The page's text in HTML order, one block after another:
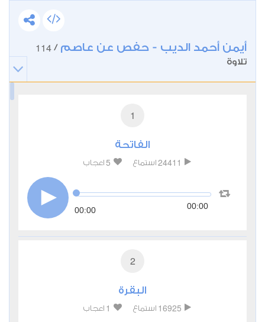
أيمن أحمد الديب - حفص عن عاصم /
114
تلاوة
1
الفاتحة
24411 استماع 5 اعجاب
00:00 00:00
2
البقرة
16925 استماع 1 اعجاب